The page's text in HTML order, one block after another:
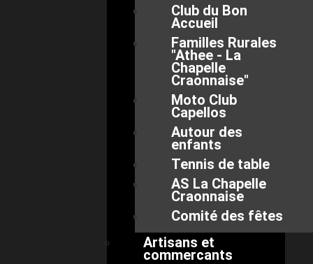
Club du Bon
Accueil
Familles Rurales
"Athee - La
Chapelle
Craonnaise"
Moto Club
Capellos
Autour des
enfants
Tennis de table
AS La Chapelle
Craonnaise
Comité des fêtes
Artisans et
commercants